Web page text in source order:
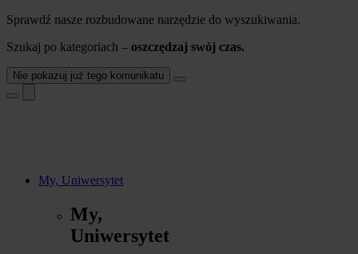
Sprawdź nasze rozbudowane narzędzie do wyszukiwania.
Szukaj po kategoriach – oszczędzaj swój czas.
Nie pokazuj już tego komunikatu
My, Uniwersytet
My,
Uniwersytet